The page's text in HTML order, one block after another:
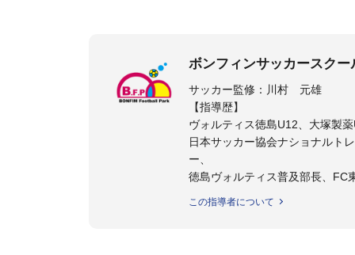
ボンフィンサッカースクー
サッカー監修：川村 元雄
【指導歴】
ヴォルティス徳島U12、大塚製
日本サッカー協会ナショナルト
ー、
徳島ヴォルティス普及部長、FC
この指導者について